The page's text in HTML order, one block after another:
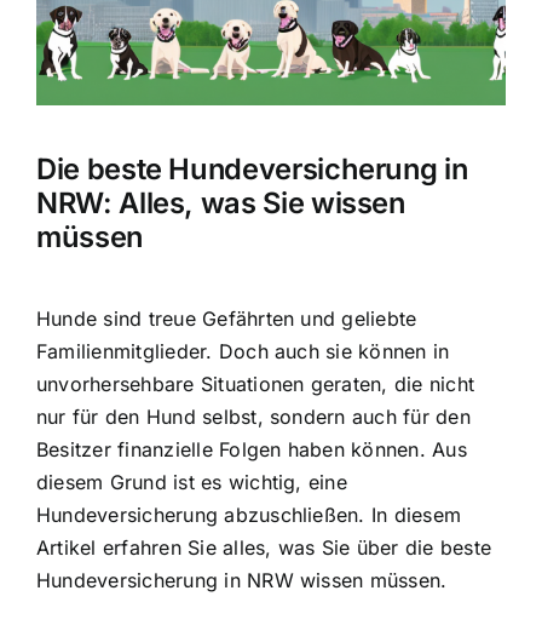
Hausratversicherung
Berufsunfähigkeitsversicherung
Weitere Tarifvergleiche
Hilfe und Kontakt
Die beste Hundeversicherung in
NRW: Alles, was Sie wissen
müssen
Hunde sind treue Gefährten und geliebte
Familienmitglieder. Doch auch sie können in
unvorhersehbare Situationen geraten, die nicht
nur für den Hund selbst, sondern auch für den
Besitzer finanzielle Folgen haben können. Aus
diesem Grund ist es wichtig, eine
Hundeversicherung abzuschließen. In diesem
Artikel erfahren Sie alles, was Sie über die beste
Hundeversicherung in NRW wissen müssen.